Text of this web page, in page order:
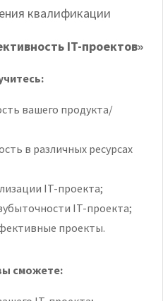
квалификации
IT-проектов»
вашего продукта/
в различных ресурсах
IT-проекта;
IT-проекта;
проекты.
сможете: